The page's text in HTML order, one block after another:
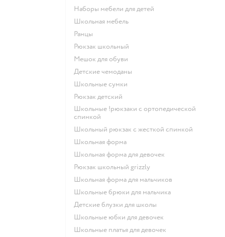
Наборы мебели для детей
Школьная мебель
Ранцы
Рюкзак школьный
Мешок для обуви
Детские чемоданы
Школьные сумки
Рюкзак детский
Школьные !рюкзаки с ортопедической
спинкой
Школьный рюкзак с жесткой спинкой
Школьная форма
Школьная форма для девочек
Рюкзак школьный grizzly
Школьная форма для мальчиков
Школьные брюки для мальчика
Детские блузки для школы
Школьные юбки для девочек
Школьные платья для девочек